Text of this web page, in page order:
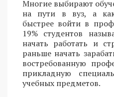
Многие выбирают
на пути в вуз, а
быстрее войти в
19% студентов
начать работать и
раньше начать
востребованную
прикладную
учебных предметов.